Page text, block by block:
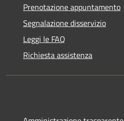
Prenotazione appuntamento
Segnalazione disservizio
Leggi le FAQ
Richiesta assistenza